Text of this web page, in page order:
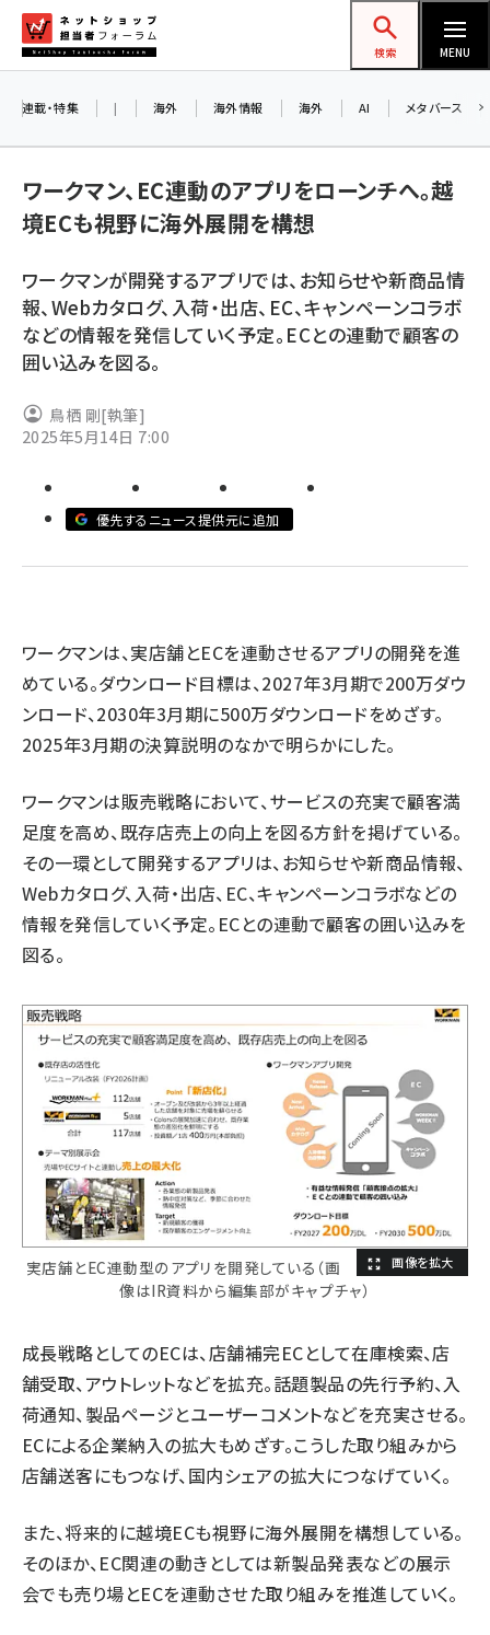
ン
ネットショップ担当者フォーラム
検索 MENU
yahoo (1896)
楽天 (1865)
ecbeing (1204)
アスクル (1112)
base (1068)
ビィ・フォアード (769)
revico (737)
連載・特集 | 海外 海外情報 海外 AI メタバース
ワークマン、EC連動のアプリをローンチへ。越
境ECも視野に海外展開を構想
ワークマンが開発するアプリでは、お知らせや新商品情
報、Webカタログ、入荷・出店、EC、キャンペーンコラボ
などの情報を発信していく予定。ECとの連動で顧客の
囲い込みを図る。
鳥栖 剛[執筆]
2025年5月14日 7:00
優先するニュース提供元に追加
ワークマンは、実店舗とECを連動させるアプリの開発を進
めている。ダウンロード目標は、2027年3月期で200万ダウ
ンロード、2030年3月期に500万ダウンロードをめざす。
2025年3月期の決算説明のなかで明らかにした。
ワークマンは販売戦略において、サービスの充実で顧客満
足度を高め、既存店売上の向上を図る方針を掲げている。
その一環として開発するアプリは、お知らせや新商品情報、
Webカタログ、入荷・出店、EC、キャンペーンコラボなどの
情報を発信していく予定。ECとの連動で顧客の囲い込みを
図る。
実店舗とEC連動型のアプリを開発している（画
像はIR資料から編集部がキャプチャ）
成長戦略としてのECは、店舗補完ECとして在庫検索、店
舗受取、アウトレットなどを拡充。話題製品の先行予約、入
荷通知、製品ページとユーザーコメントなどを充実させる。
ECによる企業納入の拡大もめざす。こうした取り組みから
店舗送客にもつなげ、国内シェアの拡大につなげていく。
また、将来的に越境ECも視野に海外展開を構想している。
そのほか、EC関連の動きとしては新製品発表などの展示
会でも売り場とECを連動させた取り組みを推進していく。
8/26
交